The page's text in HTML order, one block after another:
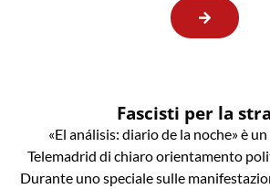
Fascisti per la
«El análisis: diario de la noche» è
Telemadrid di chiaro orientamento
Durante uno speciale sulle